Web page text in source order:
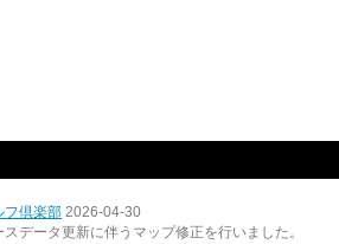
フ倶楽部 2026-04-30
データ更新に伴うマップ修正を行いました。